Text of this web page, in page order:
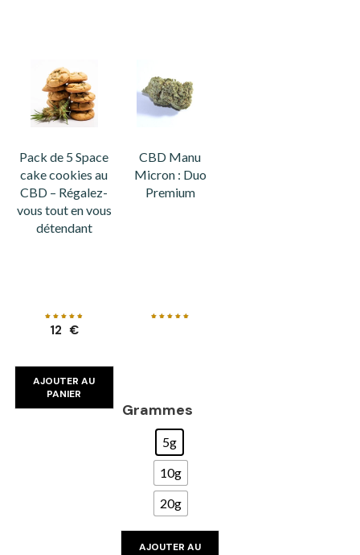
Pack de 5 Space
cake cookies au
CBD – Régalez-
vous tout en vous
détendant
4.90
sur 5
12 €
AJOUTER AU
PANIER
CBD Manu
Micron : Duo
Premium
Grammes
5g
10g
20g
AJOUTER AU